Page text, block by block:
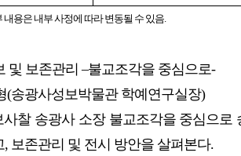
내용은 내부 사정에 따라 변동될 수 있음.
및 보존관리 –불교조각을 중심으로-
광사성보박물관 학예연구실장)
찰 송광사 소장 불교조각을 중심으로
보존관리 및 전시 방안을 살펴본다.